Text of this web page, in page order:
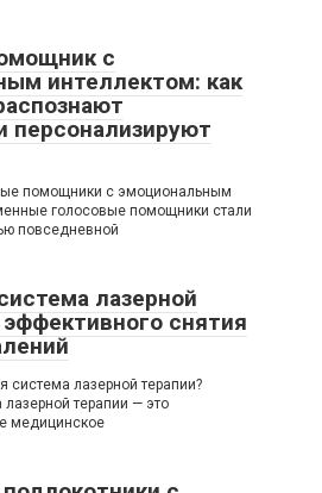
с
интеллектом: как
персонализируют
помощники с эмоциональным
голосовые помощники стали
повседневной
лазерной
снятия
система лазерной терапии?
терапии — это
медицинское